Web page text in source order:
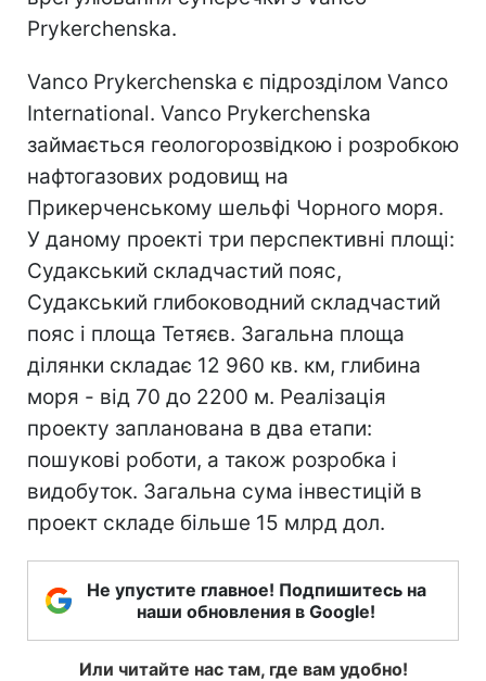
Prykerchenska.
Vanco Prykerchenska є підрозділом Vanco
International. Vanco Prykerchenska
займається геологорозвідкою і розробкою
нафтогазових родовищ на
Прикерченському шельфі Чорного моря.
У даному проекті три перспективні площі:
Судакський складчастий пояс,
Судакський глибоководний складчастий
пояс і площа Тетяєв. Загальна площа
ділянки складає 12 960 кв. км, глибина
моря - від 70 до 2200 м. Реалізація
проекту запланована в два етапи:
пошукові роботи, а також розробка і
видобуток. Загальна сума інвестицій в
проект складе більше 15 млрд дол.
Не упустите главное! Подпишитесь на
наши обновления в Google!
Или читайте нас там, где вам удобно!